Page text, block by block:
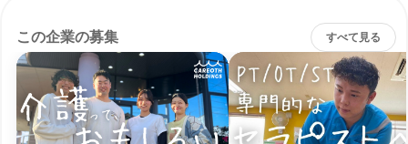
この企業の募集 すべて見る